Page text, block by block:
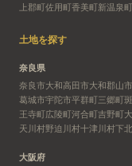
上郡町佐用町香美町新温泉町
土地を探す
奈良県
奈良市大和高田市大和郡山市
葛城市宇陀市平群町三郷町
王寺町広陵町河合町吉野町
天川村野迫川村十津川村下
大阪府